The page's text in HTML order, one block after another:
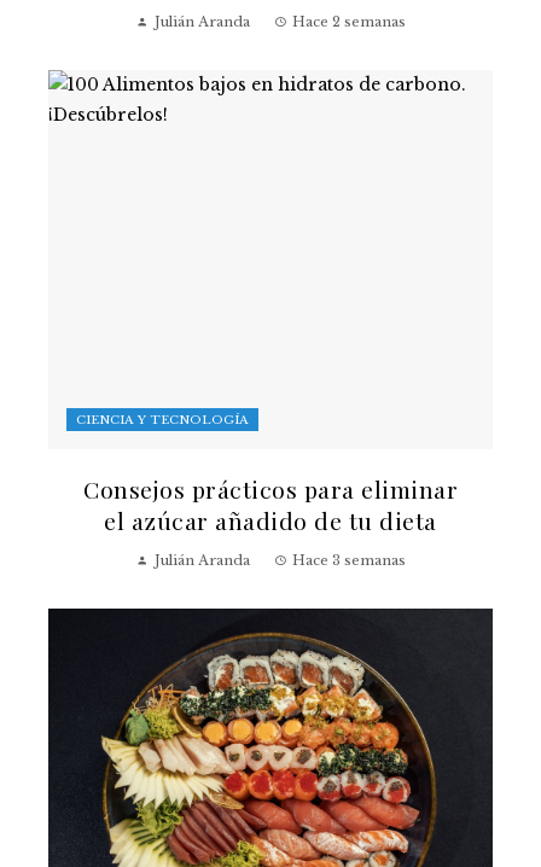
Julián Aranda Hace 2 semanas
CIENCIA Y TECNOLOGÍA
Consejos prácticos para eliminar
el azúcar añadido de tu dieta
Julián Aranda Hace 3 semanas